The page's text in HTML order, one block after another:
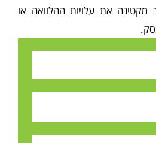
מקטינה את עלויות ההלוואה או